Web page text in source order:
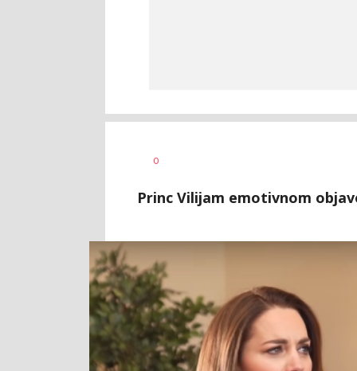
0
Princ Vilijam emotivnom